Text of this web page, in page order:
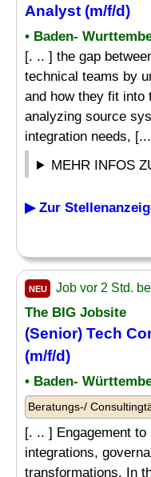
Analyst (m/f/d)
• Baden-
[. .. ] the gap
technical teams by
and how they fit into
analyzing source
integration needs,
MEHR INFOS
▶ Zur
NEU Job vor 2 Std.
The BIG Jobsite
(Senior) Tech
(m/f/d)
• Baden-
Beratungs-/
[. .. ] Engagement
integrations,
transformations. In